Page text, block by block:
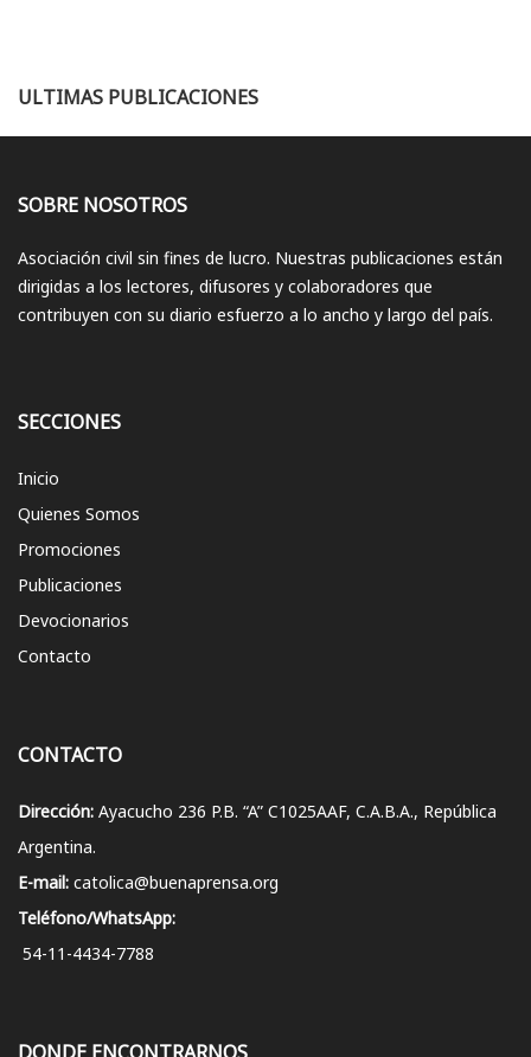
ULTIMAS PUBLICACIONES
SOBRE NOSOTROS
Asociación civil sin fines de lucro. Nuestras publicaciones están
dirigidas a los lectores, difusores y colaboradores que
contribuyen con su diario esfuerzo a lo ancho y largo del país.
SECCIONES
Inicio
Quienes Somos
Promociones
Publicaciones
Devocionarios
Contacto
CONTACTO
Dirección: Ayacucho 236 P.B. “A” C1025AAF, C.A.B.A., República
Argentina.
E-mail: catolica@buenaprensa.org
Teléfono/WhatsApp:
54-11-4434-7788